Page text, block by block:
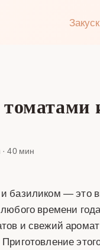
40 мин
базиликом — это
времени
и свежий